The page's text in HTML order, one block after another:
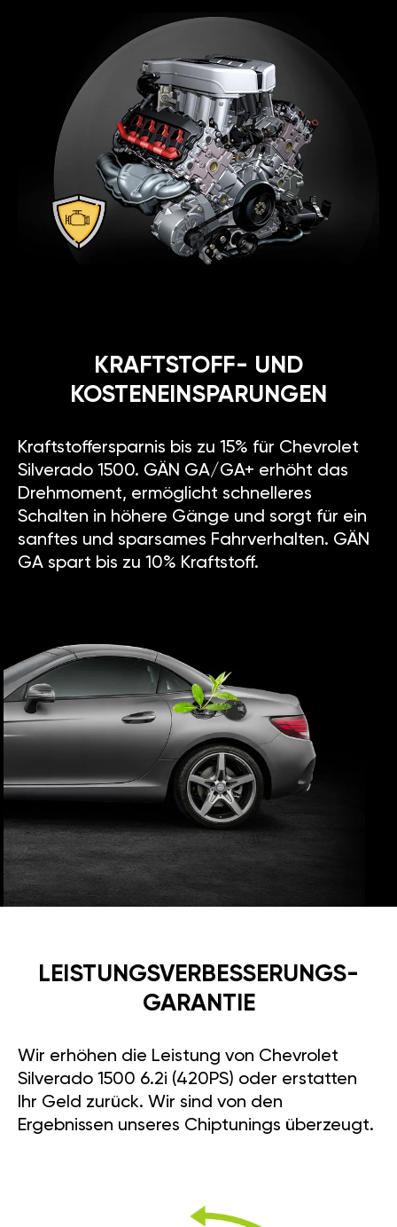
KRAFTSTOFF- UND
KOSTENEINSPARUNGEN
Kraftstoffersparnis bis zu 15% für Chevrolet
Silverado 1500. GÄN GA/GA+ erhöht das
Drehmoment, ermöglicht schnelleres
Schalten in höhere Gänge und sorgt für ein
sanftes und sparsames Fahrverhalten. GÄN
GA spart bis zu 10% Kraftstoff.
LEISTUNGSVERBESSE­RUNGS­
GARANTIE
Wir erhöhen die Leistung von Chevrolet
Silverado 1500 6.2i (420PS) oder erstatten
Ihr Geld zurück. Wir sind von den
Ergebnissen unseres Chiptunings überzeugt.